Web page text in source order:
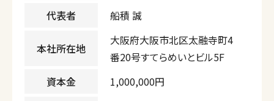
代表者
船積 誠
本社所在地
大阪府大阪市北区太融寺町4
番20号すてらめいとビル5F
資本金
1,000,000円